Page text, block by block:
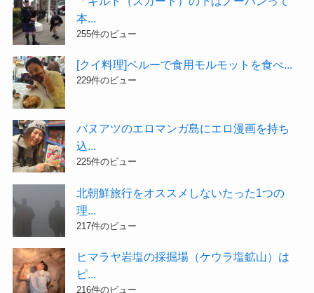
本...
255件のビュー
[クイ料理]ペルーで食用モルモットを食べ...
229件のビュー
バヌアツのエロマンガ島にエロ漫画を持ち
込...
225件のビュー
北朝鮮旅行をオススメしないたった1つの
理...
217件のビュー
ヒマラヤ岩塩の採掘場（ケウラ塩鉱山）は
ピ...
216件のビュー